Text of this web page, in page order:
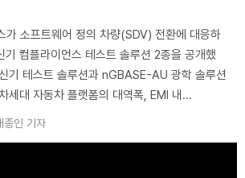
가 소프트웨어 정의 차량(SDV) 전환에 대응하
기 컴플라이언스 테스트 솔루션 2종을 공개했
기 테스트 솔루션과 nGBASE-AU 광학 솔루션
세대 자동차 플랫폼의 대역폭, EMI 내...
종인 기자